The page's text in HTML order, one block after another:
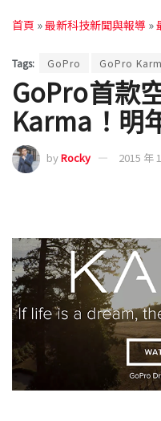
首頁 »最新科技新聞與報導 »
Tags: GoPro GoPro
GoPro首款
Karma！明
byRocky 2015 年